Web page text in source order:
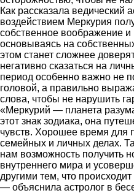
Как рассказала ведический
воздействием Меркурия
собственное воображение
основываясь на
этом станет сложнее
негативно сказаться на
период особенно важно не
головой, а правильно
слова, чтобы не нарушить
«Меркурий — планета
этот знак зодиака, она
чувств. Хорошее время для
семейных и личных делах.
нам возможность получить
внутреннего мира и
другими тем, что
— объяснила астролог в